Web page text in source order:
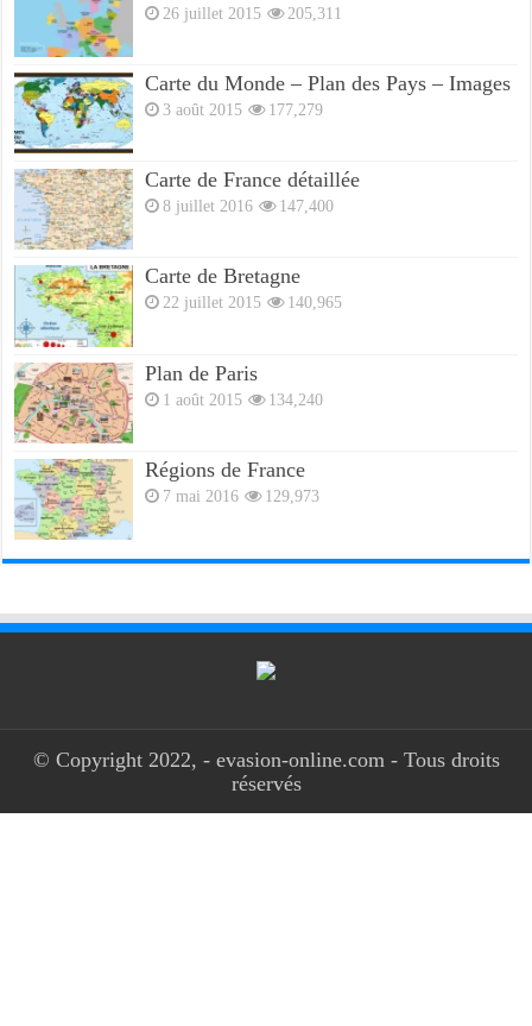
26 juillet 2015 205,311
Carte du Monde – Plan des Pays – Images
3 août 2015 177,279
Carte de France détaillée
8 juillet 2016 147,400
Carte de Bretagne
22 juillet 2015 140,965
Plan de Paris
1 août 2015 134,240
Régions de France
7 mai 2016 129,973
© Copyright 2022, - evasion-online.com - Tous droits
réservés